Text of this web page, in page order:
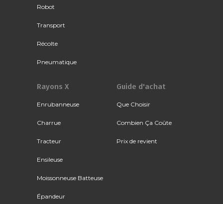
Robot
Transport
Récolte
Pneumatique
Rayons X
Enrubanneuse
Charrue
Tracteur
Ensileuse
Moissonneuse Batteuse
Épandeur
Guide d'achat
Que Choisir
Combien Ça Coûte
Prix de revient